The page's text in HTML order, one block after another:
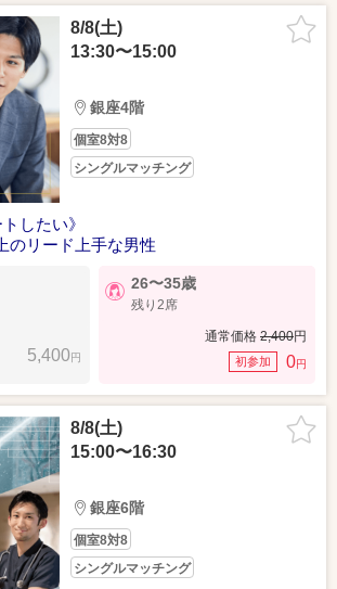
8/8(土)
13:30〜15:00
銀座4階
個室8対8
シングルマッチング
したい》
のリード上手な男性
5,400円
26〜35歳
残り2席
通常価格 2,400円
初参加 0円
8/8(土)
15:00〜16:30
銀座6階
個室8対8
シングルマッチング